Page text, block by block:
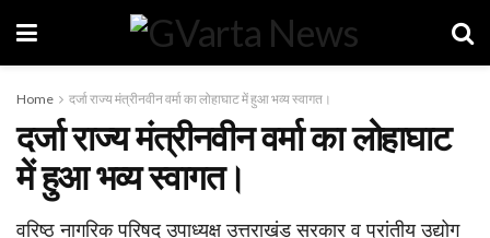
Home दर्जा राज्य मंत्रीनवीन वर्मा का लोहाघाट में हुआ भव्य स्वागत।
दर्जा राज्य मंत्रीनवीन वर्मा का लोहाघाट
में हुआ भव्य स्वागत।
वरिष्ठ नागरिक परिषद उपाध्यक्ष उत्तराखंड सरकार व प्रांतीय उद्योग